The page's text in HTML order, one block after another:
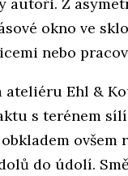
okno ve
nebo
ateliéru Ehl &
s terénem
do údolí.